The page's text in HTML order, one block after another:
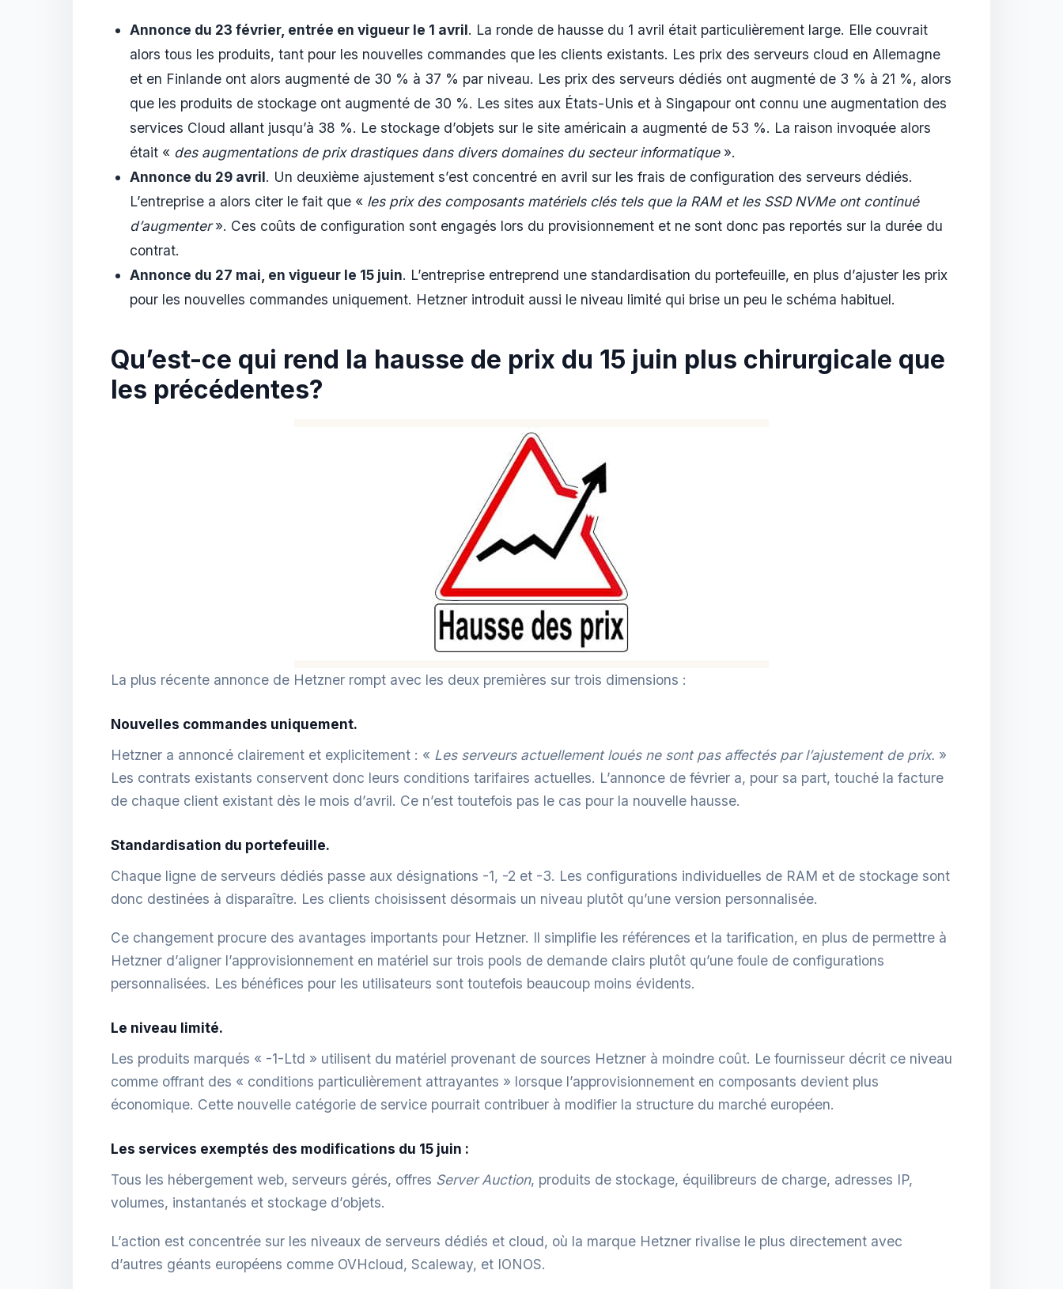
Annonce du 23 février, entrée en vigueur le 1 avril. La ronde de hausse du 1 avril était particulièrement large. Elle couvrait
alors tous les produits, tant pour les nouvelles commandes que les clients existants. Les prix des serveurs cloud en Allemagne
et en Finlande ont alors augmenté de 30 % à 37 % par niveau. Les prix des serveurs dédiés ont augmenté de 3 % à 21 %, alors
que les produits de stockage ont augmenté de 30 %. Les sites aux États-Unis et à Singapour ont connu une augmentation des
services Cloud allant jusqu’à 38 %. Le stockage d’objets sur le site américain a augmenté de 53 %. La raison invoquée alors
était « des augmentations de prix drastiques dans divers domaines du secteur informatique».
Annonce du 29 avril. Un deuxième ajustement s’est concentré en avril sur les frais de configuration des serveurs dédiés.
L’entreprise a alors citer le fait que « les prix des composants matériels clés tels que la RAM et les SSD NVMe ont continué
d’augmenter». Ces coûts de configuration sont engagés lors du provisionnement et ne sont donc pas reportés sur la durée du
contrat.
Annonce du 27 mai, en vigueur le 15 juin. L’entreprise entreprend une standardisation du portefeuille, en plus d’ajuster les prix
pour les nouvelles commandes uniquement. Hetzner introduit aussi le niveau limité qui brise un peu le schéma habituel.
Qu’est-ce qui rend la hausse de prix du 15 juin plus chirurgicale que
les précédentes?
La plus récente annonce de Hetzner rompt avec les deux premières sur trois dimensions :
Nouvelles commandes uniquement.
Hetzner a annoncé clairement et explicitement : « Les serveurs actuellement loués ne sont pas affectés par l’ajustement de prix. »
Les contrats existants conservent donc leurs conditions tarifaires actuelles. L’annonce de février a, pour sa part, touché la facture
de chaque client existant dès le mois d’avril. Ce n’est toutefois pas le cas pour la nouvelle hausse.
Standardisation du portefeuille.
Chaque ligne de serveurs dédiés passe aux désignations -1, -2 et -3. Les configurations individuelles de RAM et de stockage sont
donc destinées à disparaître. Les clients choisissent désormais un niveau plutôt qu’une version personnalisée.
Ce changement procure des avantages importants pour Hetzner. Il simplifie les références et la tarification, en plus de permettre à
Hetzner d’aligner l’approvisionnement en matériel sur trois pools de demande clairs plutôt qu’une foule de configurations
personnalisées. Les bénéfices pour les utilisateurs sont toutefois beaucoup moins évidents.
Le niveau limité.
Les produits marqués « -1-Ltd » utilisent du matériel provenant de sources Hetzner à moindre coût. Le fournisseur décrit ce niveau
comme offrant des « conditions particulièrement attrayantes » lorsque l’approvisionnement en composants devient plus
économique. Cette nouvelle catégorie de service pourrait contribuer à modifier la structure du marché européen.
Les services exemptés des modifications du 15 juin :
Tous les hébergement web, serveurs gérés, offres Server Auction, produits de stockage, équilibreurs de charge, adresses IP,
volumes, instantanés et stockage d’objets.
L’action est concentrée sur les niveaux de serveurs dédiés et cloud, où la marque Hetzner rivalise le plus directement avec
d’autres géants européens comme OVHcloud, Scaleway, et IONOS.